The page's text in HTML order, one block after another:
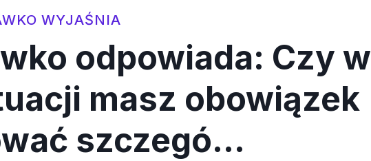
WYJAŚNIA
odpowiada: Czy w
masz obowiązek
szczegó…